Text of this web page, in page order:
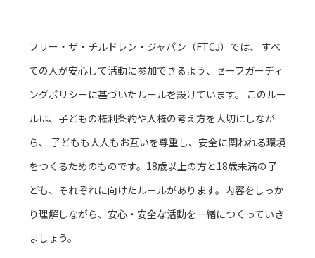
フリー・ザ・チルドレン・ジャパン（FTCJ）では、 すべ
ての人が安心して活動に参加できるよう、セーフガーディ
ングポリシーに基づいたルールを設けています。 このルー
ルは、子どもの権利条約や人権の考え方を大切にしなが
ら、 子どもも大人もお互いを尊重し、安全に関われる環境
をつくるためのものです。18歳以上の方と18歳未満の子
ども、それぞれに向けたルールがあります。内容をしっか
り理解しながら、安心・安全な活動を一緒につくっていき
ましょう。